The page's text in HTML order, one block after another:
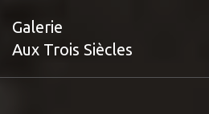
Galerie
Aux Trois Siècles